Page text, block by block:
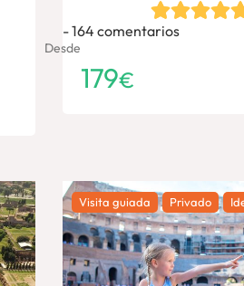
164 comentarios
Desde
179€
Visita guiada Privado